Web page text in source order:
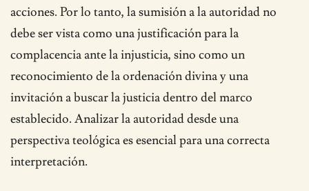
acciones. Por lo tanto, la sumisión a la autoridad no
debe ser vista como una justificación para la
complacencia ante la injusticia, sino como un
reconocimiento de la ordenación divina y una
invitación a buscar la justicia dentro del marco
establecido. Analizar la autoridad desde una
perspectiva teológica es esencial para una correcta
interpretación.